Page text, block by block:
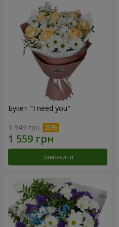
Букет "I need you"
1 949 грн
Замовити